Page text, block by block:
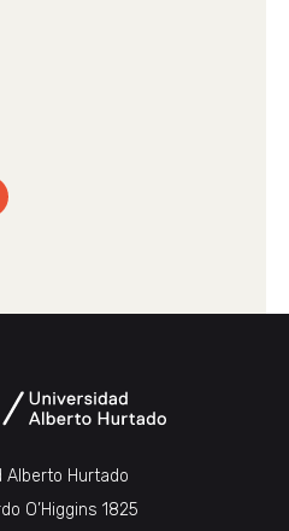
Alberto Hurtado
O’Higgins 1825